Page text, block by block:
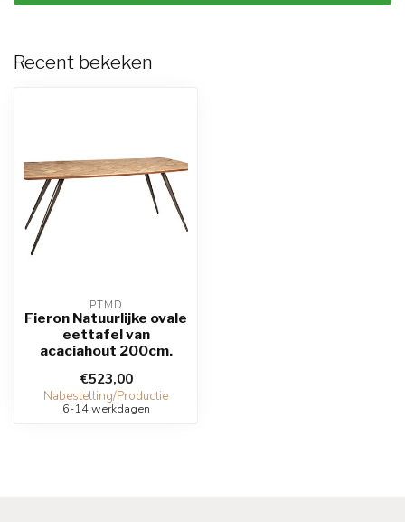
Recent bekeken
PTMD
Fieron Natuurlijke ovale
eettafel van
acaciahout 200cm.
€523,00
Nabestelling/Productie
6-14 werkdagen